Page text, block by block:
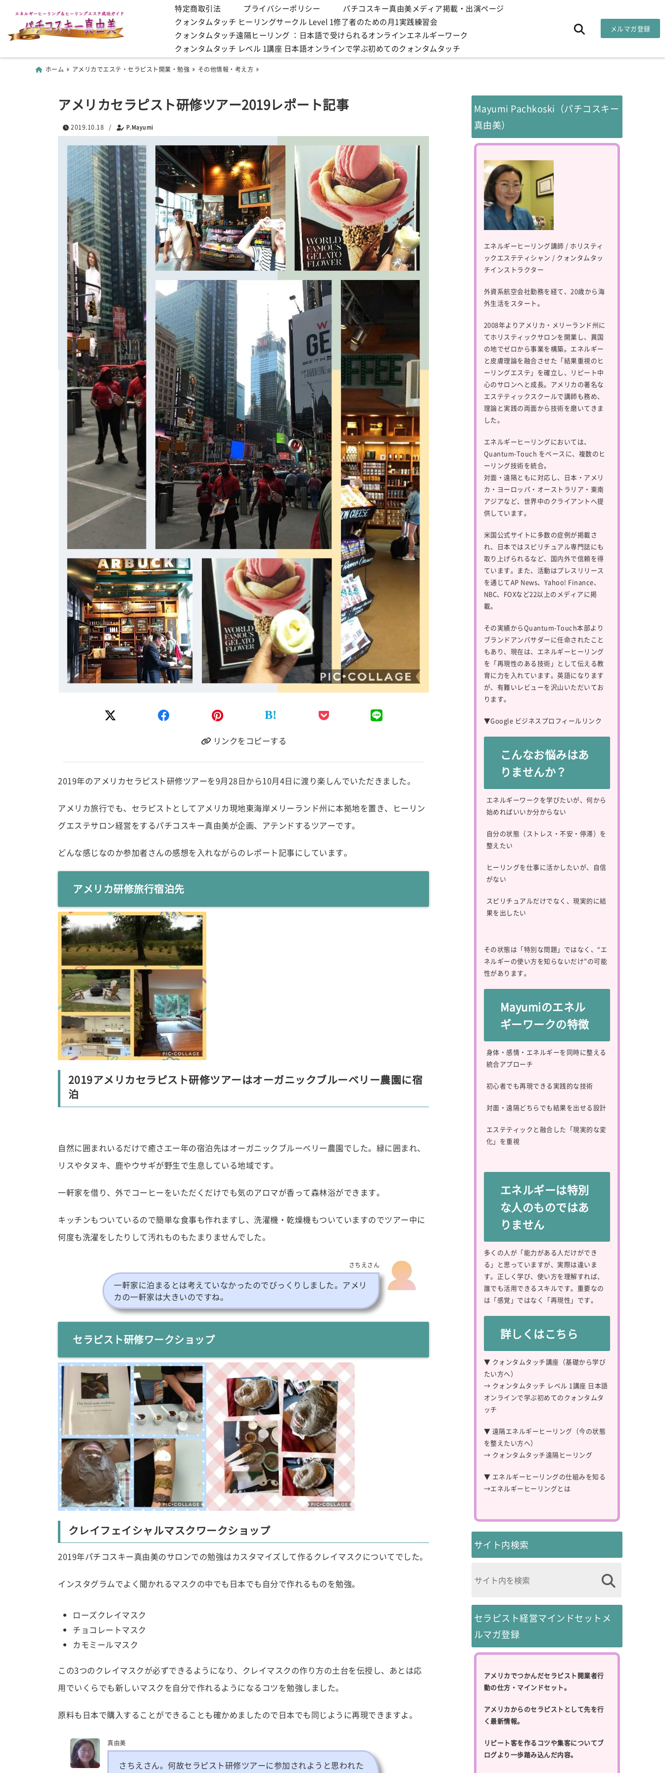
特定商取引法 プライバシーポリシー
パチコスキー真由美メディア掲載・出演ページ
クォンタムタッチ ヒーリングサークル Level 1修了者のための月1実践練習会
クォンタムタッチ遠隔ヒーリング ：日本語で受けられるオンラインエネルギーワーク
クォンタムタッチ レベル 1講座 日本語オンラインで学ぶ初めてのクォンタムタッチ
メルマガ登録
ホーム アメリカでエステ・セラピスト開業・勉強 その他情報・考え方
アメリカセラピスト研修ツアー2019レポート記事
2019.10.18 / P.Mayumi
B!
リンクをコピーする
2019年のアメリカセラピスト研修ツアーを9月28日から10月4日に渡り楽しんでいただきました。
アメリカ旅行でも、セラピストとしてアメリカ現地東海岸メリーランド州に本拠地を置き、ヒーリン
グエステサロン経営をするパチコスキー真由美が企画、アテンドするツアーです。
どんな感じなのか参加者さんの感想を入れながらのレポート記事にしています。
アメリカ研修旅行宿泊先
2019アメリカセラピスト研修ツアーはオーガニックブルーベリー農園に宿
泊
自然に囲まれいるだけで癒さエー年の宿泊先はオーガニックブルーベリー農園でした。緑に囲まれ、
リスやタヌキ、鹿やウサギが野生で生息している地域です。
一軒家を借り、外でコーヒーをいただくだけでも気のアロマが香って森林浴ができます。
キッチンもついているので簡単な食事も作れますし、洗濯機・乾燥機もついていますのでツアー中に
何度も洗濯をしたりして汚れものもたまりませんでした。
さちえさん
一軒家に泊まるとは考えていなかったのでびっくりしました。アメリ
カの一軒家は大きいのですね。
セラピスト研修ワークショップ
クレイフェイシャルマスクワークショップ
2019年パチコスキー真由美のサロンでの勉強はカスタマイズして作るクレイマスクについてでした。
インスタグラムでよく聞かれるマスクの中でも日本でも自分で作れるものを勉強。
ローズクレイマスク
チョコレートマスク
カモミールマスク
この3つのクレイマスクが必ずできるようになり、クレイマスクの作り方の土台を伝授し、あとは応
用でいくらでも新しいマスクを自分で作れるようになるコツを勉強しました。
原料も日本で購入することができることも確かめましたので日本でも同じように再現できますよ。
真由美
さちえさん。何故セラピスト研修ツアーに参加されようと思われた
Mayumi Pachkoski（パチコスキー
真由美）
エネルギーヒーリング講師 / ホリスティ
ックエステティシャン / クォンタムタッ
チインストラクター
外資系航空会社勤務を経て、20歳から海
外生活をスタート。
2008年よりアメリカ・メリーランド州に
てホリスティックサロンを開業し、異国
の地でゼロから事業を構築。エネルギー
と皮膚理論を融合させた「結果重視のヒ
ーリングエステ」を確立し、リピート中
心のサロンへと成長。アメリカの著名な
エステティックスクールで講師も務め、
理論と実践の両面から技術を磨いてきま
した。
エネルギーヒーリングにおいては、
Quantum-Touch をベースに、複数のヒ
ーリング技術を統合。
対面・遠隔ともに対応し、日本・アメリ
カ・ヨーロッパ・オーストラリア・東南
アジアなど、世界中のクライアントへ提
供しています。
米国公式サイトに多数の症例が掲載さ
れ、日本ではスピリチュアル専門誌にも
取り上げられるなど、国内外で信頼を得
ています。また、活動はプレスリリース
を通じてAP News、Yahoo! Finance、
NBC、FOXなど22以上のメディアに掲
載。
その実績からQuantum-Touch本部より
ブランドアンバサダーに任命されたこと
もあり、現在は、エネルギーヒーリング
を「再現性のある技術」として伝える教
育に力を入れています。英語になります
が、有難いレビューを沢山いただいてお
ります。
▼Google ビジネスプロフィールリンク
こんなお悩みはあ
りませんか？
エネルギーワークを学びたいが、何から
始めればいいか分からない
自分の状態（ストレス・不安・停滞）を
整えたい
ヒーリングを仕事に活かしたいが、自信
がない
スピリチュアルだけでなく、現実的に結
果を出したい
その状態は「特別な問題」ではなく、“エ
ネルギーの使い方を知らないだけ”の可能
性があります。
Mayumiのエネル
ギーワークの特徴
身体・感情・エネルギーを同時に整える
統合アプローチ
初心者でも再現できる実践的な技術
対面・遠隔どちらでも結果を出せる設計
エステティックと融合した「現実的な変
化」を重視
エネルギーは特別
な人のものではあ
りません
多くの人が「能力がある人だけができ
る」と思っていますが、実際は違いま
す。正しく学び、使い方を理解すれば、
誰でも活用できるスキルです。重要なの
は「感覚」ではなく「再現性」です。
詳しくはこちら
▼ クォンタムタッチ講座（基礎から学び
たい方へ）
→ クォンタムタッチ レベル 1講座 日本語
オンラインで学ぶ初めてのクォンタムタ
ッチ
▼ 遠隔エネルギーヒーリング（今の状態
を整えたい方へ）
→ クォンタムタッチ遠隔ヒーリング
▼ エネルギーヒーリングの仕組みを知る
→エネルギーヒーリングとは
サイト内検索
セラピスト経営マインドセットメ
ルマガ登録
アメリカでつかんだセラピスト開業者行
動の仕方・マインドセット。
アメリカからのセラピストとして先を行
く最新情報。
リピート客を作るコツや集客についてブ
ログより一歩踏み込んだ内容。